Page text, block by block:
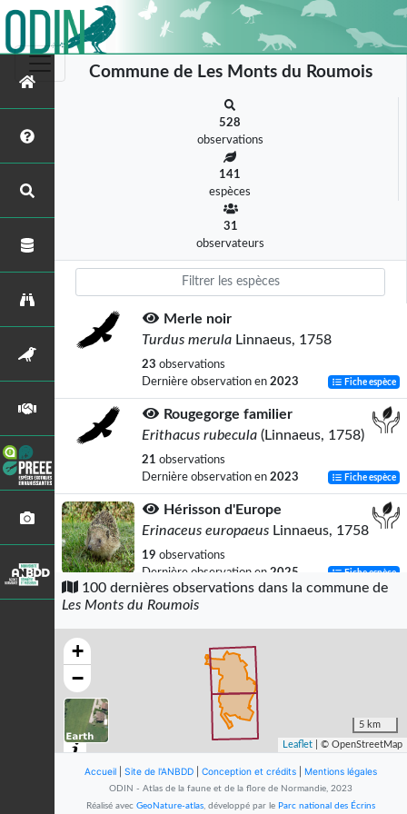
Commune de Les Monts du Roumois
528
observations
141
espèces
31
observateurs
Merle noir
Turdus merula Linnaeus, 1758
23 observations
Dernière observation en 2023 Fiche espèce
Rougegorge familier
Erithacus rubecula (Linnaeus, 1758)
21 observations
Dernière observation en 2023 Fiche espèce
Hérisson d'Europe
Erinaceus europaeus Linnaeus, 1758
19 observations
Dernière observation en 2025 Fiche espèce
Moineau domestique
Passer domesticus(Linnaeus, 1758)
observations
Dernière observation en
Goéland brun
Larus fuscus Linnaeus, 1758
Blaireau européen
100 dernières observations dans la commune de
Les Monts du Roumois
+
−
5 km
Leaflet | © OpenStreetMap
Accueil Site de l'ANBDD Conception et crédits Mentions légales
ODIN - Atlas de la faune et de la flore de Normandie, 2023
Réalisé avec GeoNature-atlas, développé par le Parc national des Écrins